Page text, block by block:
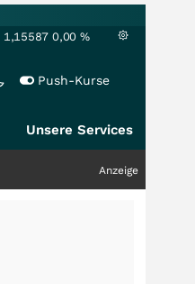
1,15587 0,00 %
Push-Kurse
Unsere Services
Anzeige